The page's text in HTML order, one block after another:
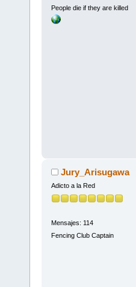
People die if they are killed
Jury_Arisugawa
Adicto a la Red
Mensajes: 114
Fencing Club Captain